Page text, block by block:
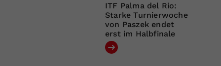
ITF Palma del Rio:
Starke Turnierwoche
von Paszek endet
erst im Halbfinale